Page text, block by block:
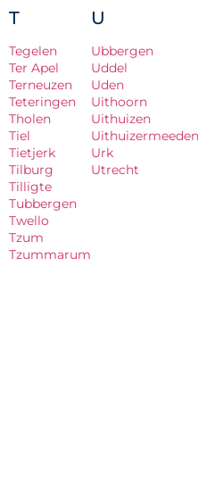
T
Tegelen
Ter Apel
Terneuzen
Teteringen
Tholen
Tiel
Tietjerk
Tilburg
Tilligte
Tubbergen
Twello
Tzum
Tzummarum
U
Ubbergen
Uddel
Uden
Uithoorn
Uithuizen
Uithuizermeeden
Urk
Utrecht